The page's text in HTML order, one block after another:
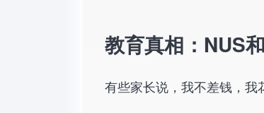
教育真相：NUS
有些家长说，我不差钱，我